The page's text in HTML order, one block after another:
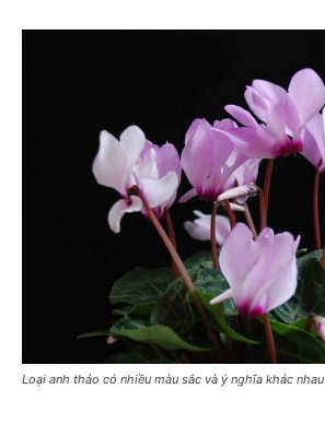
Loại anh thảo có nhiều màu sắc và ý nghĩa khác nhau